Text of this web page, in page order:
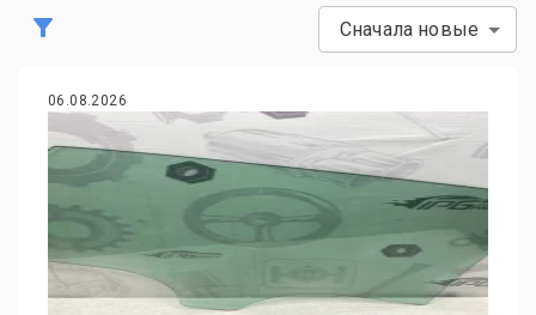
Сначала новые
06.08.2026